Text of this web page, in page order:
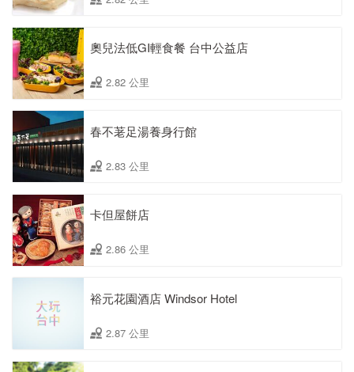
奧兒法低GI輕食餐 台中公益店
2.82 公里
春不荖足湯養身行館
2.83 公里
卡但屋餅店
2.86 公里
裕元花園酒店 Windsor Hotel
2.87 公里